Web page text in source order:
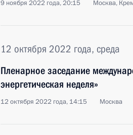
9 ноября 2022 года, 20:15 Москва,
12 октября 2022 года, среда
Пленарное заседание
энергетическая неделя»
12 октября 2022 года, 14:15 Москва